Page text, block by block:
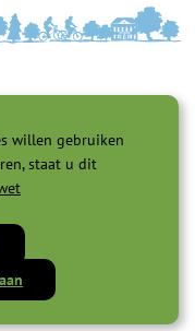
willen gebruiken
staat u dit
|